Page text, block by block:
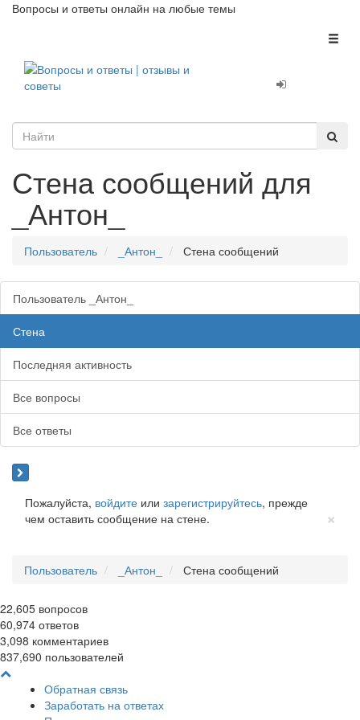
Вопросы и ответы онлайн на любые темы
Стена сообщений для
_Антон_
Пользователь _Антон_ Стена сообщений
Пользователь _Антон_
Стена
Последняя активность
Все вопросы
Все ответы
Пожалуйста, войдите или зарегистрируйтесь, прежде
чем оставить сообщение на стене.
×
Пользователь _Антон_ Стена сообщений
22,605 вопросов
60,974 ответов
3,098 комментариев
837,690 пользователей
Обратная связь
Заработать на ответах